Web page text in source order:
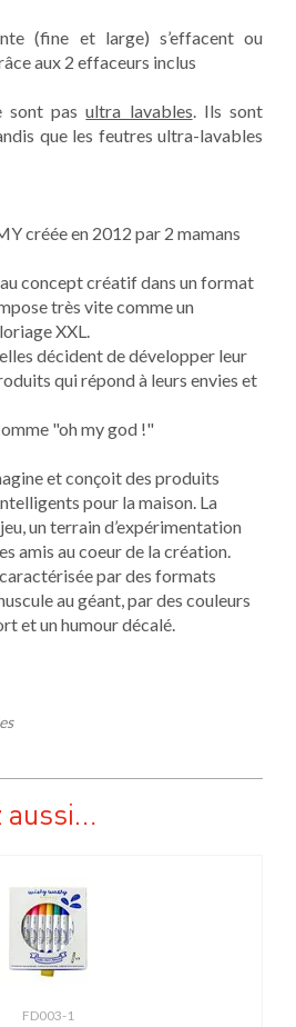
(fine et large) s’effacent ou
aux 2 effaceurs inclus
sont pasultra lavables . Ils sont
que les feutres ultra-lavables
créée en 2012 par 2 mamans
concept créatif dans un format
très vite comme un
XXL.
décident de développer leur
qui répond à leurs envies et
"oh my god !"
et conçoit des produits
pour la maison. La
un terrain d’expérimentation
amis au coeur de la création.
par des formats
au géant, par des couleurs
et un humour décalé.
aussi…
FD003-1